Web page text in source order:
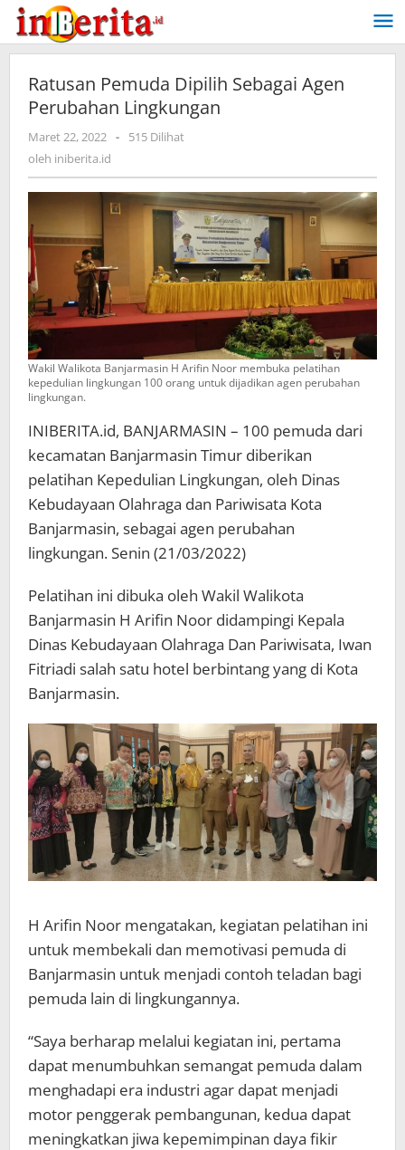
Lewati
konten
Ratusan Pemuda Dipilih Sebagai Agen
Perubahan Lingkungan
Maret 22, 2022 oleh
-
515 Dilihat
oleh iniberita.id
Wakil Walikota Banjarmasin H Arifin Noor membuka pelatihan
kepedulian lingkungan 100 orang untuk dijadikan agen perubahan
lingkungan.
INIBERITA.id, BANJARMASIN – 100 pemuda dari
kecamatan Banjarmasin Timur diberikan
pelatihan Kepedulian Lingkungan, oleh Dinas
Kebudayaan Olahraga dan Pariwisata Kota
Banjarmasin, sebagai agen perubahan
lingkungan. Senin (21/03/2022)
Pelatihan ini dibuka oleh Wakil Walikota
Banjarmasin H Arifin Noor didampingi Kepala
Dinas Kebudayaan Olahraga Dan Pariwisata, Iwan
Fitriadi salah satu hotel berbintang yang di Kota
Banjarmasin.
H Arifin Noor mengatakan, kegiatan pelatihan ini
untuk membekali dan memotivasi pemuda di
Banjarmasin untuk menjadi contoh teladan bagi
pemuda lain di lingkungannya.
“Saya berharap melalui kegiatan ini, pertama
dapat menumbuhkan semangat pemuda dalam
menghadapi era industri agar dapat menjadi
motor penggerak pembangunan, kedua dapat
meningkatkan jiwa kepemimpinan daya fikir